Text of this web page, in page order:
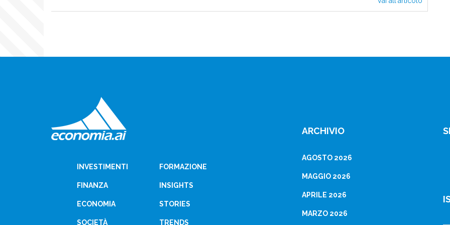
banca
INVESTIMENTI
FINANZA
ECONOMIA
SOCIETÀ
FORMAZIONE
INSIGHTS
STORIES
TRENDS
ARCHIVIO
AGOSTO 2026
MAGGIO 2026
APRILE 2026
MARZO 2026